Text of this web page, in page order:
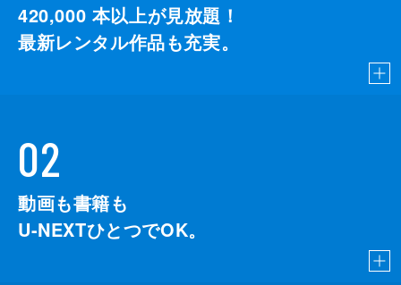
420,000 本以上が見放題！
最新レンタル作品も充実。
02
動画も書籍も
U-NEXTひとつでOK。